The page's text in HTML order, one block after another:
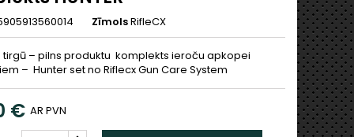
ZīmolsRifleCX
tirgū – pilns produktu komplekts ieroču apkopei
– Hunter set no Riflecx Gun Care System
€ AR PVN